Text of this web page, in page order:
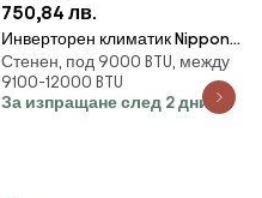
750,84 лв.
Инверторен климатик Nippon
KFR 09DC SILVER ION SMART,
9000 BTU, 18 м2, A++, Wi-Fi, R-
32, Бял
Стенен, под 9000 BTU, между
9100-12000 BTU
За изпращане след 2 дни